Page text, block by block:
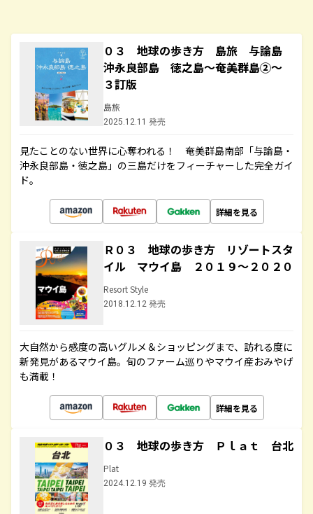
０３ 地球の歩き方 島旅 与論島
沖永良部島 徳之島～奄美群島②～
３訂版
島旅
2025.12.11 発売
見たことのない世界に心奪われる！ 奄美群島南部「与論島・
沖永良部島・徳之島」の三島だけをフィーチャーした完全ガイ
ド。
詳細を見る
Ｒ０３ 地球の歩き方 リゾートスタ
イル マウイ島 ２０１９～２０２０
Resort Style
2018.12.12 発売
大自然から感度の高いグルメ＆ショッピングまで、訪れる度に
新発見があるマウイ島。旬のファーム巡りやマウイ産おみやげ
も満載！
詳細を見る
０３ 地球の歩き方 Ｐｌａｔ 台北
Plat
2024.12.19 発売